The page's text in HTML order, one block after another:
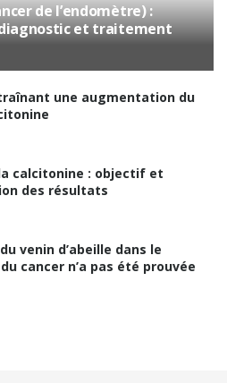
de l’endomètre) :
et traitement
une augmentation du
calcitonine : objectif et
des résultats
venin d’abeille dans le
cancer n’a pas été prouvée